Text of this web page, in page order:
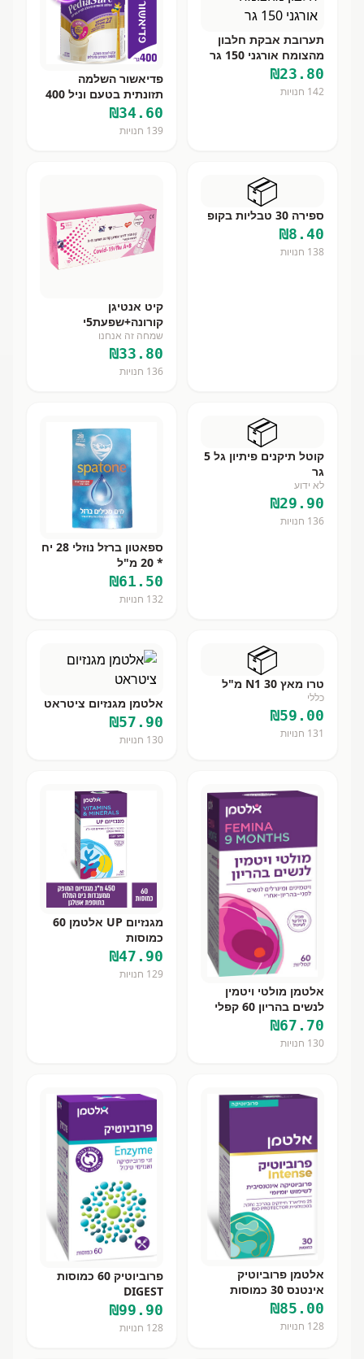
תערובת אבקת חלבון
מהצומח אורגני 150 גר
₪23.80
142 חנויות
פדיאשור השלמה
תזונתית בטעם וניל 400
גרם
₪34.60
139 חנויות
📦
ספירה 30 טבליות בקופ
₪8.40
138 חנויות
קיט אנטיגן
קורונה+שפעת5י
שמחה זה אנחנו
₪33.80
136 חנויות
📦
קוטל תיקנים פיתיון גל 5
גר
לא ידוע
₪29.90
136 חנויות
ספאטון ברזל נוזלי 28 יח
* 20 מ"ל
₪61.50
132 חנויות
📦
טרו מאץ N1 30 מ"ל
כללי
₪59.00
131 חנויות
אלטמן מגנזיום ציטראט
₪57.90
130 חנויות
אלטמן מולטי ויטמין
לנשים בהריון 60 קפלי
₪67.70
130 חנויות
מגנזיום UP אלטמן 60
כמוסות
₪47.90
129 חנויות
אלטמן פרוביוטיק
אינטנס 30 כמוסות
₪85.00
128 חנויות
פרוביוטיק 60 כמוסות
DIGEST
₪99.90
128 חנויות